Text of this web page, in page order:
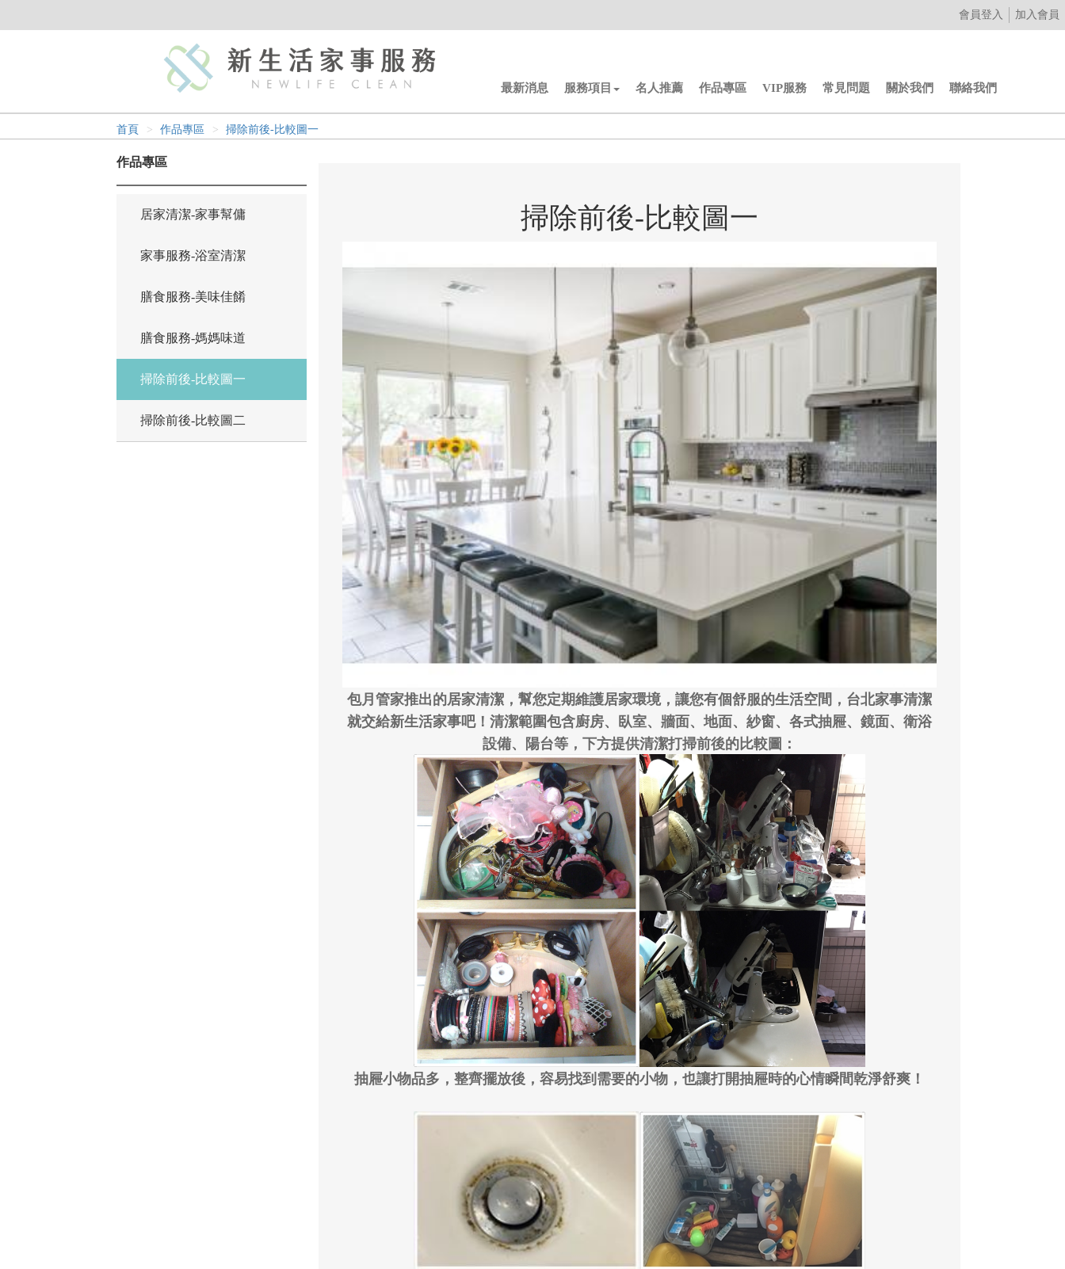
會員登入 加入會員
最新消息 服務項目 名人推薦 作品專區 VIP服務 常見問題 關於我們 聯絡我們
首頁 作品專區 掃除前後-比較圖一
作品專區
居家清潔-家事幫傭
家事服務-浴室清潔
膳食服務-美味佳餚
膳食服務-媽媽味道
掃除前後-比較圖一
掃除前後-比較圖二
掃除前後-比較圖一
包月管家推出的居家清潔，幫您定期維護居家環境，讓您有個舒服的生活空間，台北家事清潔
就交給新生活家事吧！清潔範圍包含廚房、臥室、牆面、地面、紗窗、各式抽屜、鏡面、衛浴
設備、陽台等，下方提供清潔打掃前後的比較圖：
抽屜小物品多，整齊擺放後，容易找到需要的小物，也讓打開抽屜時的心情瞬間乾淨舒爽！